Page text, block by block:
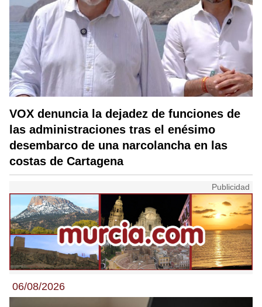
VOX denuncia la dejadez de funciones de
las administraciones tras el enésimo
desembarco de una narcolancha en las
costas de Cartagena
06/08/2026